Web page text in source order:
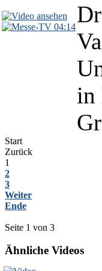
04:14
in
Start
Zurück
1
2
3
Weiter
Ende
Seite 1 von 3
Ähnliche Videos